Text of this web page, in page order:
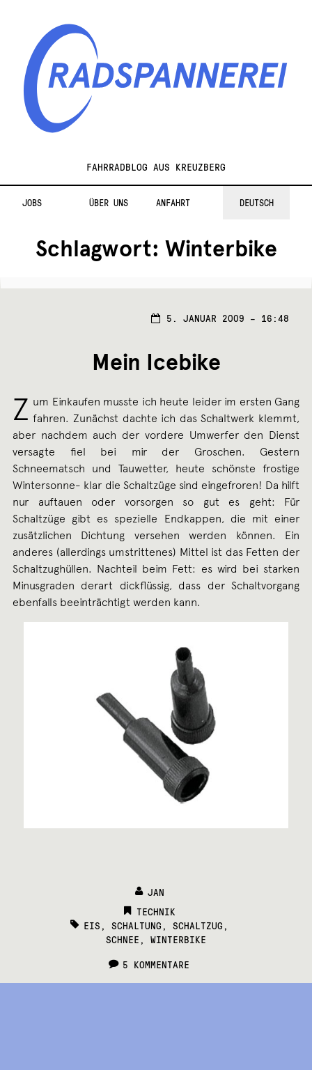
RadspannereiFAHRRADBLOG AUS KREUZBERG
JOBS ÜBER UNS ANFAHRT DEUTSCH
Schlagwort: Winterbike
5. JANUAR 2009 – 16:48
Mein Icebike
Z um Einkaufen musste ich heute leider im ersten Gang
fahren. Zunächst dachte ich das Schaltwerk klemmt,
aber nachdem auch der vordere Umwerfer den Dienst
versagte fiel bei mir der Groschen. Gestern
Schneematsch und Tauwetter, heute schönste frostige
Wintersonne- klar die Schaltzüge sind eingefroren! Da hilft
nur auftauen oder vorsorgen so gut es geht: Für
Schaltzüge gibt es spezielle Endkappen, die mit einer
zusätzlichen Dichtung versehen werden können. Ein
anderes (allerdings umstrittenes) Mittel ist das Fetten der
Schaltzughüllen. Nachteil beim Fett: es wird bei starken
Minusgraden derart dickflüssig, dass der Schaltvorgang
ebenfalls beeinträchtigt werden kann.
JAN
CATEGORIES:
TECHNIK
TAGS:
EIS , SCHALTUNG , SCHALTZUG ,
SCHNEE , WINTERBIKE
5 KOMMENTARE